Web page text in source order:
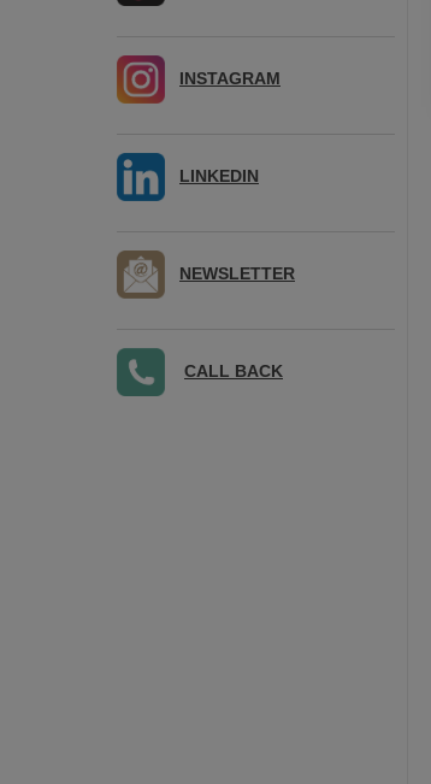
INSTAGRAM
LINKEDIN
NEWSLETTER
CALL BACK